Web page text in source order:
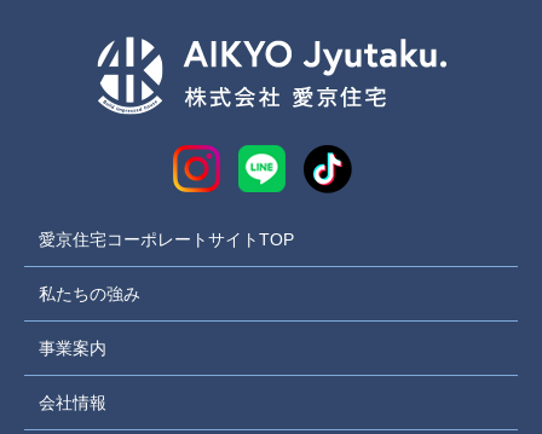
愛京住宅コーポレートサイトTOP
私たちの強み
事業案内
会社情報